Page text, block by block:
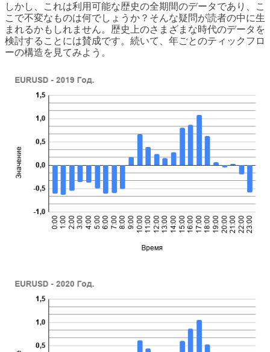
しかし、これは利用可能な歴史の全期間のデータであり、こ
こで不変なものは何でしょうか？そんな疑問が読者の中に生
まれるかもしれません。歴史上のさまざまな時代のデータを
検討することには賛成です。続いて、年ごとのティックフロ
ーの構造を見てみよう。